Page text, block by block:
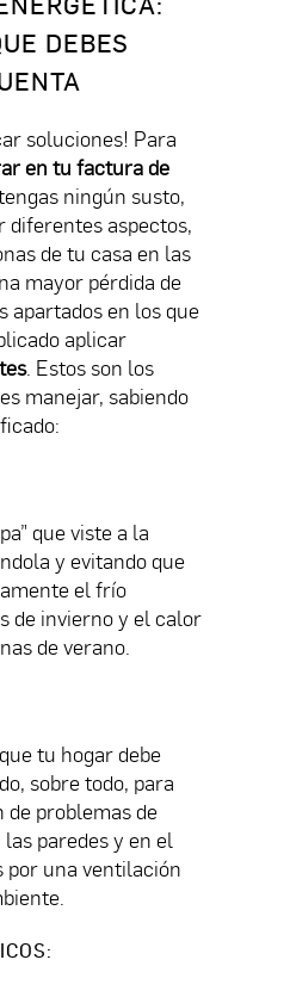
DEBES
soluciones! Para
en tu factura de
ningún susto,
diferentes aspectos,
de tu casa en las
mayor pérdida de
apartados en los que
aplicar
. Estos son los
manejar, sabiendo
que viste a la
y evitando que
el frío
de invierno y el calor
de verano.
tu hogar debe
sobre todo, para
problemas de
paredes y en el
por una ventilación
: